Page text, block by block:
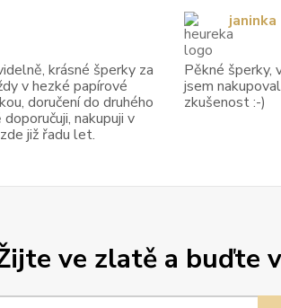
ve zlatě a buďte
krásné šperky za
v hezké papírové
doručení do druhého
nakupuji v
již řadu let.
Pěkné šperky,
jsem
zkušenost :-)
janinka